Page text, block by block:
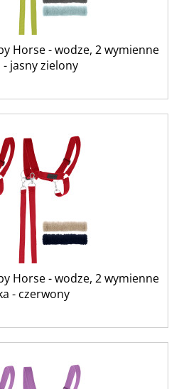
Horse - wodze, 2 wymienne
jasny zielony
Horse - wodze, 2 wymienne
- czerwony